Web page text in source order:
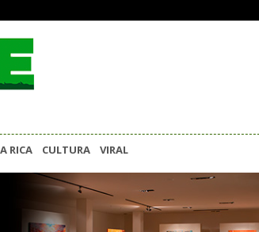
RICA CULTURA VIRAL